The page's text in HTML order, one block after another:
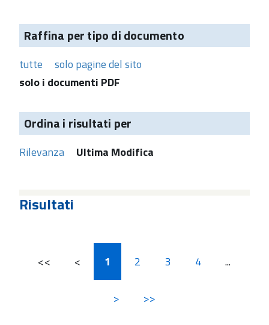
Raffina per tipo di documento
tutte
solo pagine del sito
solo i documenti PDF
Ordina i risultati per
Rilevanza Ultima Modifica
Risultati
<< < 1 2 3 4 ...
> >>